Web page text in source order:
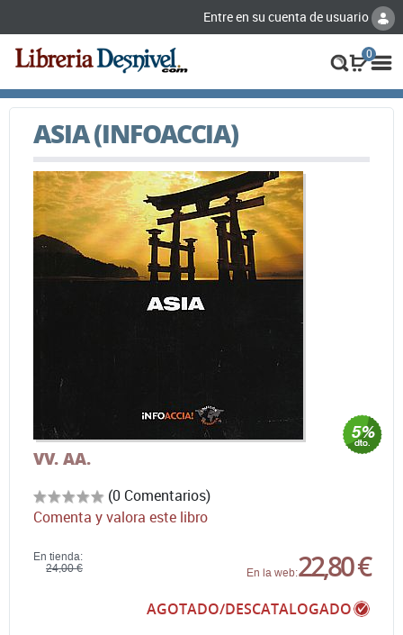
Entre en su cuenta de usuario
0
ASIA (INFOACCIA)
VV. AA.
(0 Comentarios)
Comenta y valora este libro
En tienda:
24,00 €
En la web:22,80 €
AGOTADO/DESCATALOGADO